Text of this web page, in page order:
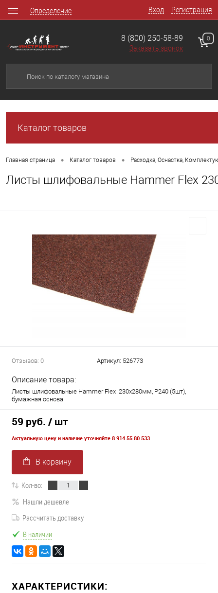
Вход Регистрация
Определение
8 (800) 250-58-89
Заказать звонок
0
Каталог товаров
Главная страница • Каталог товаров • Расходка, Оснастка,
Листы шлифовальные Hammer Flex
Отзывов: 0 Артикул: 526773
Описание товара:
Листы шлифовальные Hammer Flex 230x280мм, P240 (5шт),
бумажная основа
59 руб. / шт
Актуальную цену и наличие уточняйте 8 914 55 80 533
В корзину
Кол-во:
Нашли дешевле
Рассчитать доставку
В наличии
ХАРАКТЕРИСТИКИ: